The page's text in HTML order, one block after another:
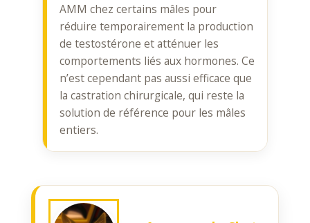
AMM chez certains mâles pour
réduire temporairement la production
de testostérone et atténuer les
comportements liés aux hormones. Ce
n’est cependant pas aussi efficace que
la castration chirurgicale, qui reste la
solution de référence pour les mâles
entiers.